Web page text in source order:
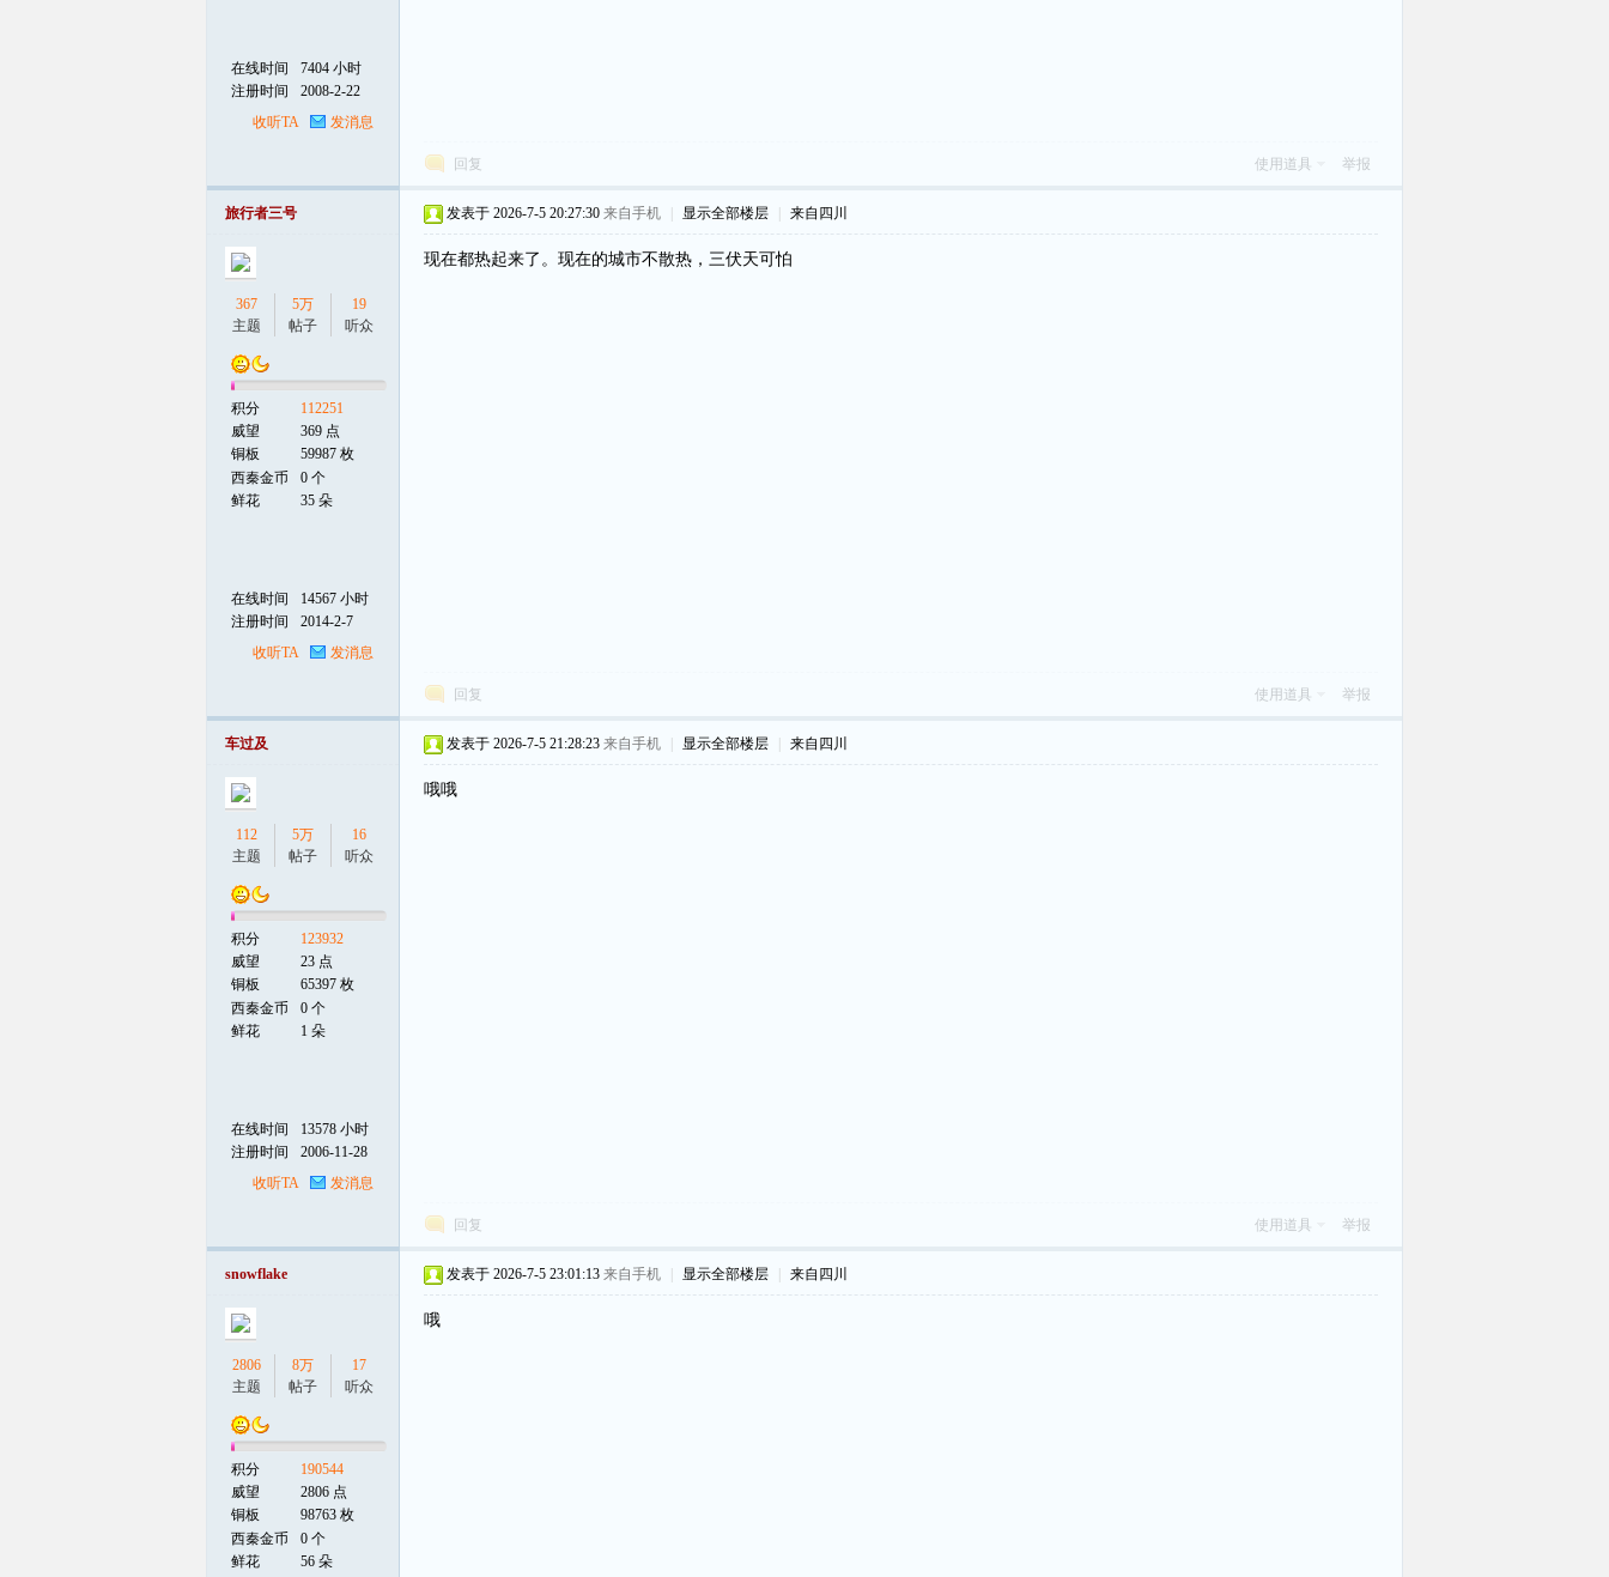
在线时间
7404 小时
注册时间
2008-2-22
收听TA
发消息
回复 使用道具 举报
旅行者三号
367
主题
5万
帖子
19
听众
积分
112251
威望
369 点
铜板
59987 枚
西秦金币
0 个
鲜花
35 朵
在线时间
14567 小时
注册时间
2014-2-7
收听TA
发消息
发表于 2026-7-5 20:27:30 来自手机 显示全部楼层 来自四川
现在都热起来了。现在的城市不散热，三伏天可怕
回复 使用道具 举报
车过及
112
主题
5万
帖子
16
听众
积分
123932
威望
23 点
铜板
65397 枚
西秦金币
0 个
鲜花
1 朵
在线时间
13578 小时
注册时间
2006-11-28
收听TA
发消息
发表于 2026-7-5 21:28:23 来自手机 显示全部楼层 来自四川
哦哦
回复 使用道具 举报
snowflake
2806
主题
8万
帖子
17
听众
积分
190544
威望
2806 点
铜板
98763 枚
西秦金币
0 个
鲜花
56 朵
发表于 2026-7-5 23:01:13 来自手机 显示全部楼层 来自四川
哦